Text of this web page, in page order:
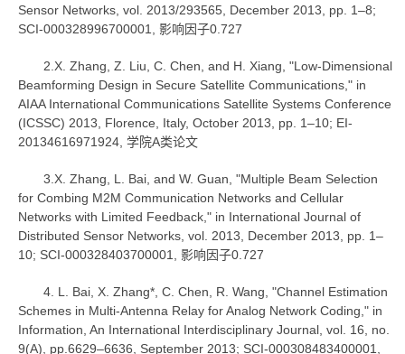
Sensor Networks, vol. 2013/293565, December 2013, pp. 1–8;
SCI-000328996700001, 影响因子0.727
2.X. Zhang, Z. Liu, C. Chen, and H. Xiang, "Low-Dimensional
Beamforming Design in Secure Satellite Communications," in
AIAA International Communications Satellite Systems Conference
(ICSSC) 2013, Florence, Italy, October 2013, pp. 1–10; EI-
20134616971924, 学院A类论文
3.X. Zhang, L. Bai, and W. Guan, "Multiple Beam Selection
for Combing M2M Communication Networks and Cellular
Networks with Limited Feedback," in International Journal of
Distributed Sensor Networks, vol. 2013, December 2013, pp. 1–
10; SCI-000328403700001, 影响因子0.727
4. L. Bai, X. Zhang*, C. Chen, R. Wang, "Channel Estimation
Schemes in Multi-Antenna Relay for Analog Network Coding," in
Information, An International Interdisciplinary Journal, vol. 16, no.
9(A), pp.6629–6636, September 2013; SCI-000308483400001,